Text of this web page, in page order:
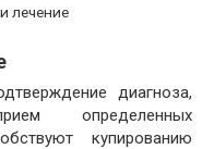
лечение
диагноза,
определенных
купированию